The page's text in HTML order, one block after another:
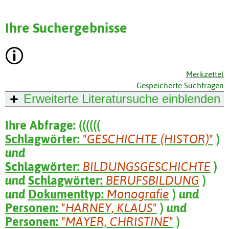
Ihre Suchergebnisse
Merkzettel
Gespeicherte Suchfragen
Erweiterte Literatursuche einblenden
Ihre Abfrage: ((((((
Schlagwörter: "GESCHICHTE (HISTOR)" )
und
Schlagwörter: BILDUNGSGESCHICHTE )
und Schlagwörter: BERUFSBILDUNG )
und Dokumenttyp: Monografie ) und
Personen: "HARNEY, KLAUS" ) und
Personen: "MAYER, CHRISTINE" )